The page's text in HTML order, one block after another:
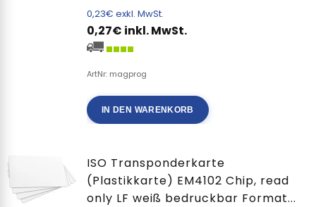
0,23€ exkl. MwSt.
0,27€ inkl. MwSt.
ArtNr: magprog
IN DEN WARENKORB
ISO Transponderkarte
(Plastikkarte) EM4102 Chip, read
only LF weiß bedruckbar Format...